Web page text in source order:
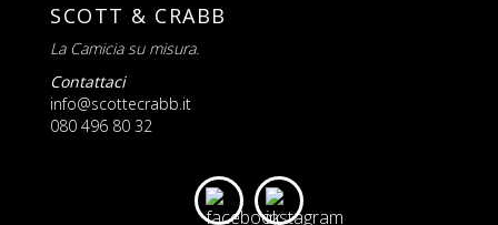
SCOTT & CRABB
La Camicia su misura.
Contattaci
info@scottecrabb.it
080 496 80 32